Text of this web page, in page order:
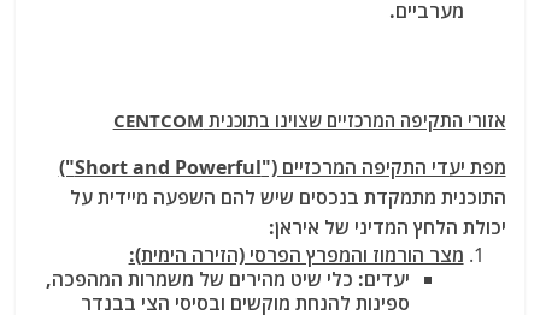
מערביים.
אזורי התקיפה המרכזיים שצוינו בתוכנית CENTCOM
מפת יעדי התקיפה המרכזיים ("Short and Powerful")
התוכנית מתמקדת בנכסים שיש להם השפעה מיידית על
יכולת הלחץ המדיני של איראן:
מצר הורמוז והמפרץ הפרסי (הזירה הימית):
יעדים: כלי שיט מהירים של משמרות המהפכה,
ספינות להנחת מוקשים ובסיסי הצי בבנדר